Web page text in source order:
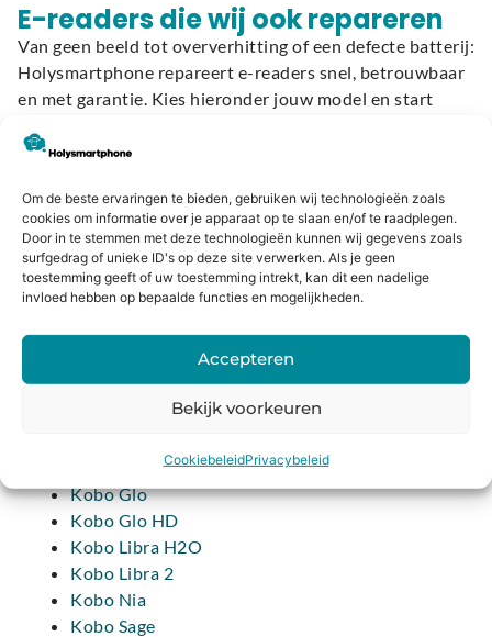
Om de beste ervaringen te bieden, gebruiken wij technologieën zoals
cookies om informatie over je apparaat op te slaan en/of te raadplegen.
Door in te stemmen met deze technologieën kunnen wij gegevens zoals
surfgedrag of unieke ID's op deze site verwerken. Als je geen
toestemming geeft of uw toestemming intrekt, kan dit een nadelige
invloed hebben op bepaalde functies en mogelijkheden.
Accepteren
Bekijk voorkeuren
CookiebeleidPrivacybeleid
E-readers die wij ook repareren
Van geen beeld tot oververhitting of een defecte batterij:
Holysmartphone repareert e-readers snel, betrouwbaar
en met garantie. Kies hieronder jouw model en start
Kobo Aura H2O Edition 2
Kobo Aura H2O Edition 1
Kobo Aura One
Kobo Aura Edition 2
Kobo Aura Edition 1
Kobo Clara 2E
Kobo Forma
Kobo Glo
Kobo Glo HD
Kobo Libra H2O
Kobo Libra 2
Kobo Nia
Kobo Sage